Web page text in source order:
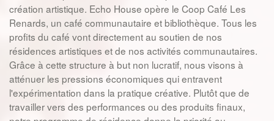
création artistique. Echo House opère le Coop Café Les
Renards, un café communautaire et bibliothèque. Tous les
profits du café vont directement au soutien de nos
résidences artistiques et de nos activités communautaires.
Grâce à cette structure à but non lucratif, nous visons à
atténuer les pressions économiques qui entravent
l'expérimentation dans la pratique créative. Plutôt que de
travailler vers des performances ou des produits finaux,